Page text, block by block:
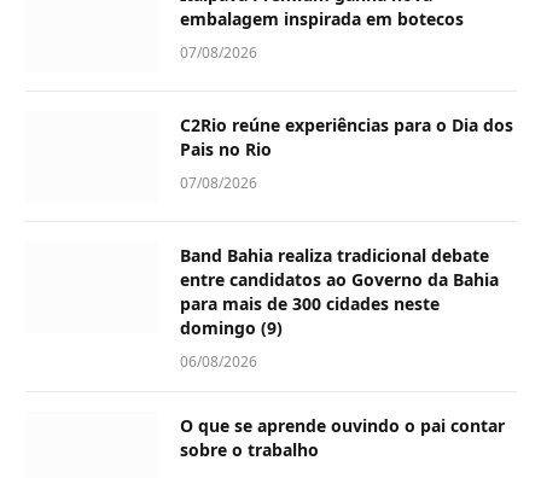
embalagem inspirada em botecos
07/08/2026
C2Rio reúne experiências para o Dia dos
Pais no Rio
07/08/2026
Band Bahia realiza tradicional debate
entre candidatos ao Governo da Bahia
para mais de 300 cidades neste
domingo (9)
06/08/2026
O que se aprende ouvindo o pai contar
sobre o trabalho